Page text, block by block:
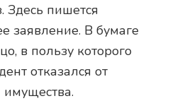
Здесь пишется
заявление. В бумаге
в пользу которого
отказался от